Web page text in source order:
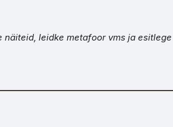
näiteid, leidke metafoor vms ja